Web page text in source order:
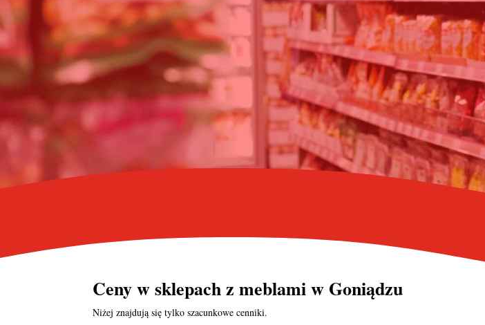
Ceny w sklepach z meblami w Goniądzu
Niżej znajdują się tylko szacunkowe cenniki.